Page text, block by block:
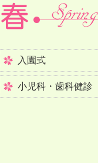
入園式
小児科・歯科健診